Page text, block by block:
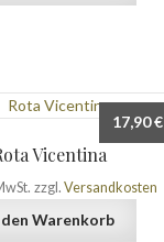
Vicentina
17,90€
zzgl. Versandkosten
den Warenkorb